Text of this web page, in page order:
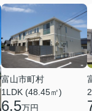
富山市町村
1LDK (48.45㎡)
6.5万円